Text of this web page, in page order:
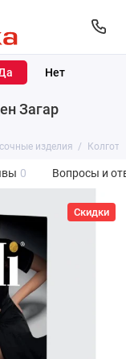
Загар
изделия
0 Вопросы и
Скидки